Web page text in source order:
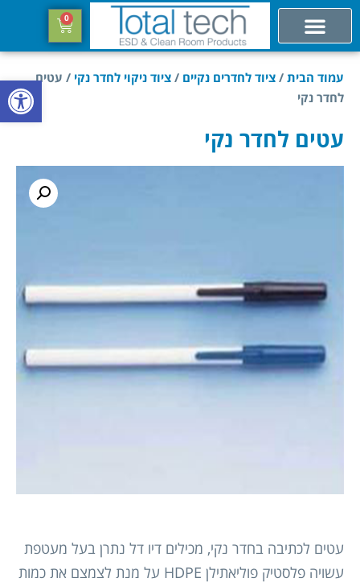
פתח
0
עמוד הבית / ציוד לחדרים נקיים / ציוד ניקוי לחדר נקי / עטים
לחדר נקי
עטים לחדר נקי
עטים לכתיבה בחדר נקי, מכילים דיו דל נתרן בעל מעטפת
עשויה פלסטיק פוליאתילן HDPE על מנת לצמצם את כמות